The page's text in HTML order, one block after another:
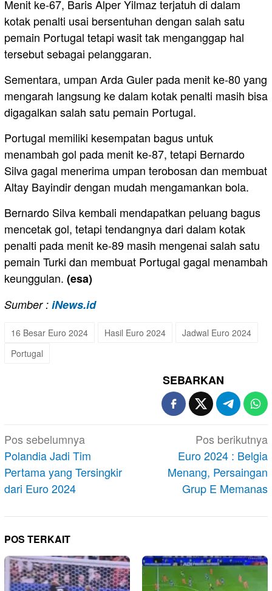
Menit ke-67, Baris Alper Yilmaz terjatuh di dalam
kotak penalti usai bersentuhan dengan salah satu
pemain Portugal tetapi wasit tak menganggap hal
tersebut sebagai pelanggaran.
Sementara, umpan Arda Guler pada menit ke-80 yang
mengarah langsung ke dalam kotak penalti masih bisa
digagalkan salah satu pemain Portugal.
Portugal memiliki kesempatan bagus untuk
menambah gol pada menit ke-87, tetapi Bernardo
Silva gagal menerima umpan terobosan dan membuat
Altay Bayindir dengan mudah mengamankan bola.
Bernardo Silva kembali mendapatkan peluang bagus
mencetak gol, tetapi tendangnya dari dalam kotak
penalti pada menit ke-89 masih mengenai salah satu
pemain Turki dan membuat Portugal gagal menambah
keunggulan. (esa)
Sumber : iNews.id
16 Besar Euro 2024 Hasil Euro 2024
Jadwal Euro 2024
Portugal
SEBARKAN
Navigasi
pos
Pos sebelumnya
Polandia Jadi Tim
Pertama yang Tersingkir
dari Euro 2024
Pos berikutnya
Euro 2024 : Belgia
Menang, Persaingan
Grup E Memanas
POS TERKAIT